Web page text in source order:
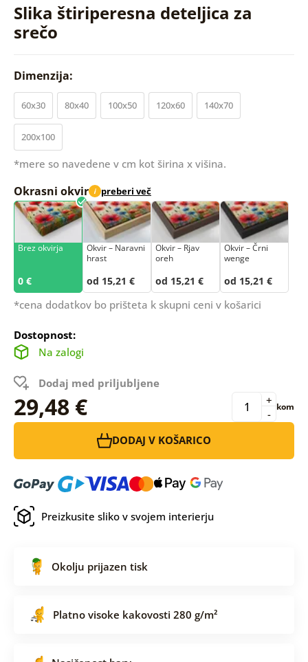
Slika štiriperesna deteljica za
srečo
Dimenzija:
60x30 80x40 100x50 120x60 140x70
200x100
*mere so navedene v cm kot širina x višina.
Okrasni okvir i preberi več
Brez okvirja
0 €
Okvir – Naravni
hrast
od 15,21 €
Okvir – Rjav
oreh
od 15,21 €
Okvir – Črni
wenge
od 15,21 €
*cena dodatkov bo prišteta k skupni ceni v košarici
Dostopnost:
Na zalogi
Dodaj med priljubljene
29,48 € -
+ kom
DODAJ V KOŠARICO
Preizkusite sliko v svojem interierju
Okolju prijazen tisk
Platno visoke kakovosti 280 g/m²